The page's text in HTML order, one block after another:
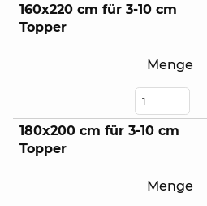
160x220 cm für 3-10 cm
Topper
Menge
180x200 cm für 3-10 cm
Topper
Menge